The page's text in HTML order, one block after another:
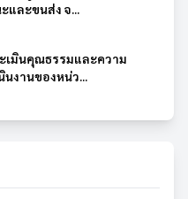
ละขนส่ง จ...
เมินคุณธรรมและความ
นงานของหน่ว...